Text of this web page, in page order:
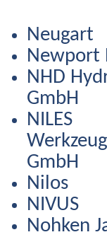
Neugart
Newport
NHD
GmbH
NILES
GmbH
Nilos
NIVUS
Nohken